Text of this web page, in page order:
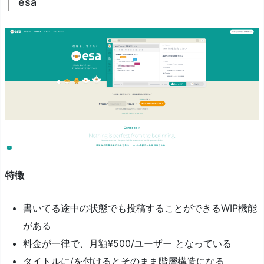
特徴
書いてる途中の状態でも投稿することができるWIP機能
がある
料金が一律で、月額¥500/ユーザー となっている
タイトルに/を付けるとそのまま階層構造になる